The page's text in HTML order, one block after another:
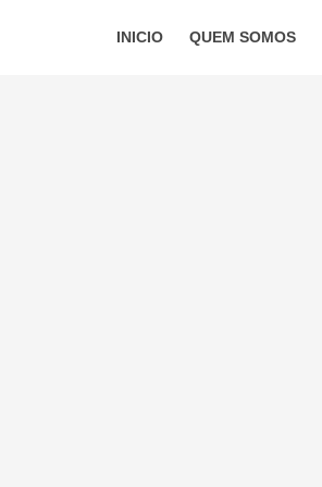
INICIO QUEM SOMOS